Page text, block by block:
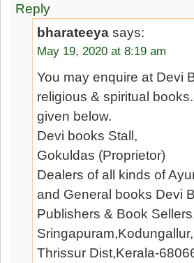
Reply
bharateeya says:
May 19, 2020 at 8:19 am
You may enquire at Devi
religious & spiritual
given below.
Devi books Stall,
Gokuldas (Proprietor)
Dealers of all kinds of
and General books Devi
Publishers & Book
Sringapuram,Kodungallur,
Thrissur Dist,Kerala-